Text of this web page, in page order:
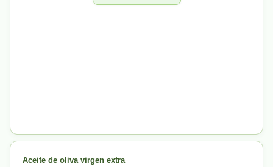
Aceite de oliva virgen extra